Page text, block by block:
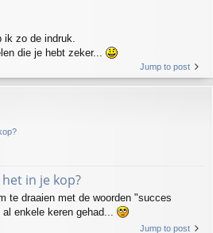
zo de indruk.
die je hebt zeker...
Jump to post
in je kop?
te draaien met de woorden "succes
enkele keren gehad...
Jump to post